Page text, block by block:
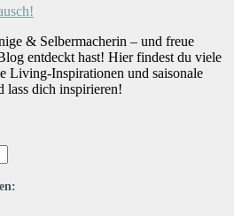
& Selbermacherin – und freue
entdeckt hast! Hier findest du viele
Living-Inspirationen und saisonale
lass dich inspirieren!